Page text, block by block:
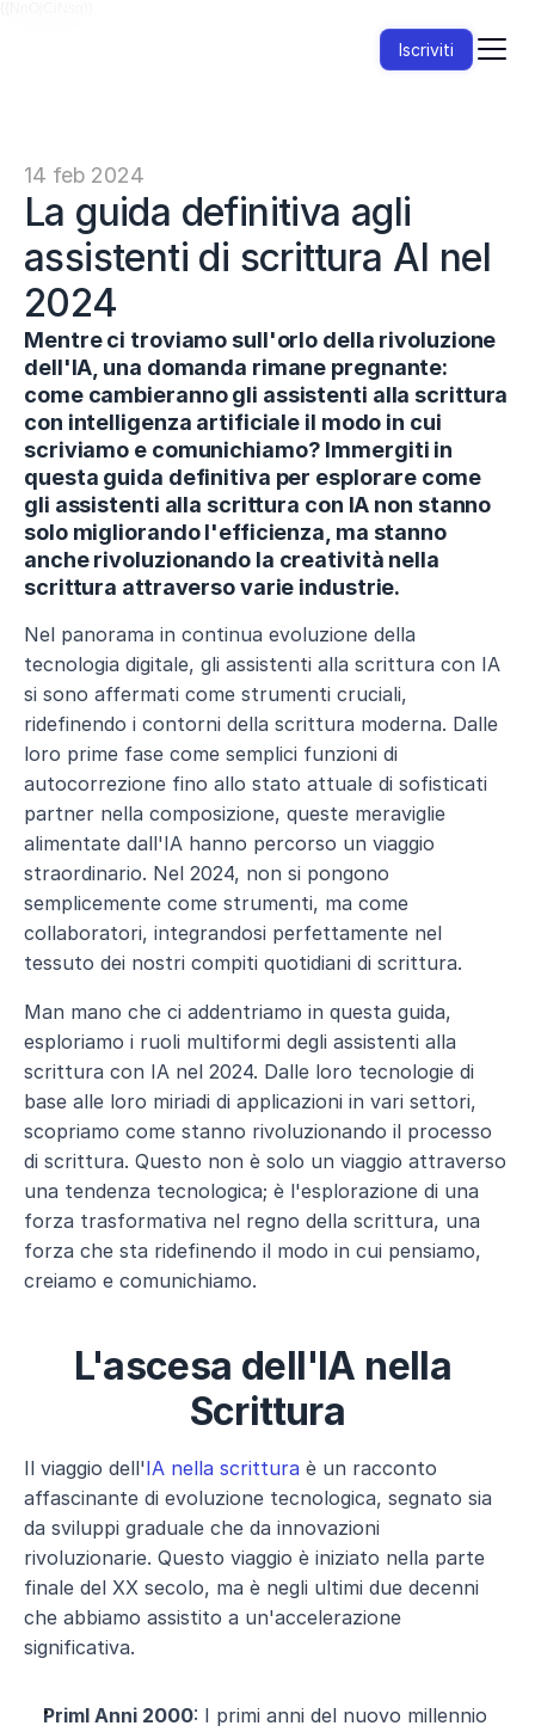
14 feb 2024
La guida definitiva agli
assistenti di scrittura AI nel
2024
Mentre ci troviamo sull'orlo della rivoluzione
dell'IA, una domanda rimane pregnante:
come cambieranno gli assistenti alla scrittura
con intelligenza artificiale il modo in cui
scriviamo e comunichiamo? Immergiti in
questa guida definitiva per esplorare come
gli assistenti alla scrittura con IA non stanno
solo migliorando l'efficienza, ma stanno
anche rivoluzionando la creatività nella
scrittura attraverso varie industrie.
Nel panorama in continua evoluzione della
tecnologia digitale, gli assistenti alla scrittura con IA
si sono affermati come strumenti cruciali,
ridefinendo i contorni della scrittura moderna. Dalle
loro prime fase come semplici funzioni di
autocorrezione fino allo stato attuale di sofisticati
partner nella composizione, queste meraviglie
alimentate dall'IA hanno percorso un viaggio
straordinario. Nel 2024, non si pongono
semplicemente come strumenti, ma come
collaboratori, integrandosi perfettamente nel
tessuto dei nostri compiti quotidiani di scrittura.
Man mano che ci addentriamo in questa guida,
esploriamo i ruoli multiformi degli assistenti alla
scrittura con IA nel 2024. Dalle loro tecnologie di
base alle loro miriadi di applicazioni in vari settori,
scopriamo come stanno rivoluzionando il processo
di scrittura. Questo non è solo un viaggio attraverso
una tendenza tecnologica; è l'esplorazione di una
forza trasformativa nel regno della scrittura, una
forza che sta ridefinendo il modo in cui pensiamo,
creiamo e comunichiamo.
L'ascesa dell'IA nella
Scrittura
Il viaggio dell'IA nella scrittura è un racconto
affascinante di evoluzione tecnologica, segnato sia
da sviluppi graduale che da innovazioni
rivoluzionarie. Questo viaggio è iniziato nella parte
finale del XX secolo, ma è negli ultimi due decenni
che abbiamo assistito a un'accelerazione
significativa.
PrimI Anni 2000: I primi anni del nuovo millennio
Iscriviti